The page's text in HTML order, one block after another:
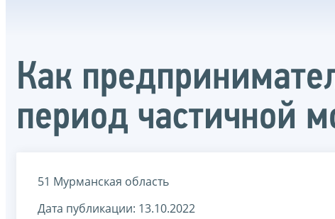
Как
период частичной
51 Мурманская область
Дата публикации: 13.10.2022